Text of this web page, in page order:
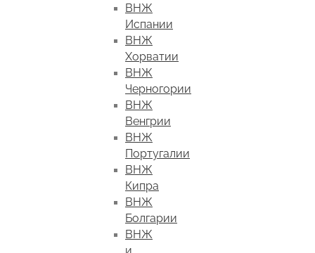
ВНЖ
Испании
ВНЖ
Хорватии
ВНЖ
Черногории
ВНЖ
Венгрии
ВНЖ
Португалии
ВНЖ
Кипра
ВНЖ
Болгарии
ВНЖ